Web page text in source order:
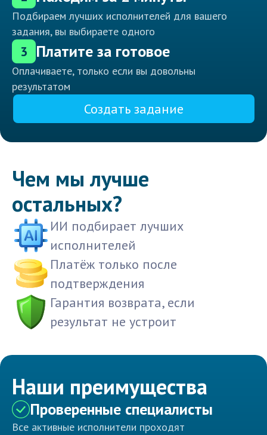
Подбираем лучших исполнителей для вашего
задания, вы выбираете одного
3 Платите за готовое
Оплачиваете, только если вы довольны
результатом
Создать задание
Чем мы лучше
остальных?
ИИ подбирает лучших
исполнителей
Платёж только после
подтверждения
Гарантия возврата, если
результат не устроит
Наши преимущества
Проверенные специалисты
Все активные исполнители проходят